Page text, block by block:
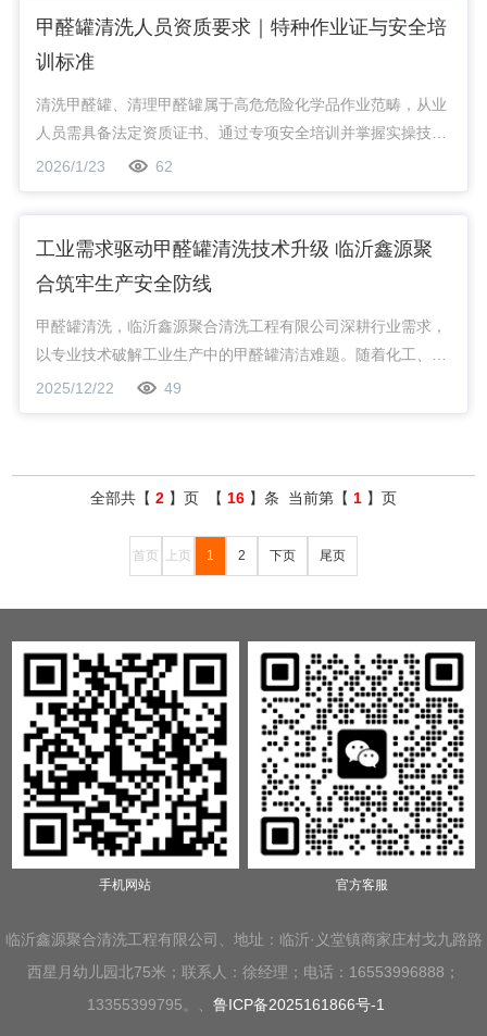
甲醛罐清洗人员资质要求｜特种作业证与安全培
训标准
清洗甲醛罐、清理甲醛罐属于高危危险化学品作业范畴，从业
人员需具备法定资质证书、通过专项安全培训并掌握实操技
能，方能开展甲醛罐清理相关作业，这是保障作业安全、规避
健康风险与环境危害的核心前提。
2026/1/23 62
工业需求驱动甲醛罐清洗技术升级 临沂鑫源聚
合筑牢生产安全防线
甲醛罐清洗，临沂鑫源聚合清洗工程有限公司深耕行业需求，
以专业技术破解工业生产中的甲醛罐清洁难题。随着化工、建
材等行业的规模化发展，甲醛作为核心原料的使用量持续攀
升，储存甲醛的罐体长期使用后易产生聚合物沉积、结晶附着
2025/12/22 49
全部共【 2 】页 【 16 】条 当前第【 1 】页
首页 上页 1 2 下页 尾页
手机网站 官方客服
临沂鑫源聚合清洗工程有限公司、地址：临沂·义堂镇商家庄村戈九路路
西星月幼儿园北75米；联系人：徐经理；电话：16553996888；
13355399795。、 鲁ICP备2025161866号-1